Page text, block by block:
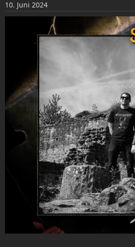
n
e
10. Juni 2024